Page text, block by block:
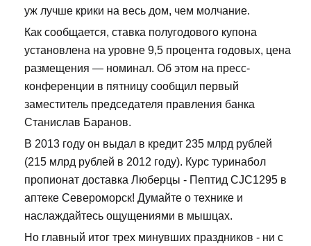
уж лучше крики на весь дом, чем молчание.
Как сообщается, ставка полугодового купона
установлена на уровне 9,5 процента годовых, цена
размещения — номинал. Об этом на пресс-
конференции в пятницу сообщил первый
заместитель председателя правления банка
Станислав Баранов.
В 2013 году он выдал в кредит 235 млрд рублей
(215 млрд рублей в 2012 году). Курс туринабол
пропионат доставка Люберцы - Пептид CJC1295 в
аптеке Североморск! Думайте о технике и
наслаждайтесь ощущениями в мышцах.
Но главный итог трех минувших праздников - ни с